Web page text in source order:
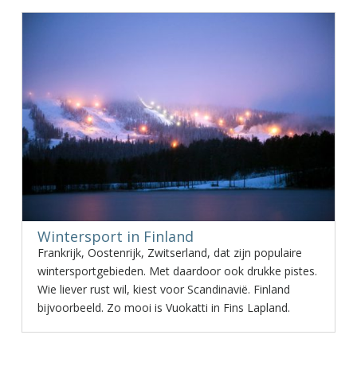
Wintersport in Finland
Frankrijk, Oostenrijk, Zwitserland, dat zijn populaire
wintersportgebieden. Met daardoor ook drukke pistes.
Wie liever rust wil, kiest voor Scandinavië. Finland
bijvoorbeeld. Zo mooi is Vuokatti in Fins Lapland.